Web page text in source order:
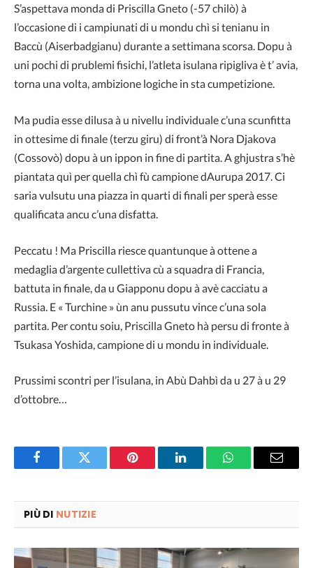
S’aspettava monda di Priscilla Gneto (-57 chilò) à
l’occasione di i campiunati di u mondu chì si tenianu in
Baccù (Aiserbadgianu) durante a settimana scorsa. Dopu à
uni pochi di prublemi fisichi, l’atleta isulana ripigliva è t’ avia,
torna una volta, ambizione logiche in sta cumpetizione.
Ma pudia esse dilusa à u nivellu individuale c’una scunfitta
in ottesime di finale (terzu giru) di front’à Nora Djakova
(Cossovò) dopu à un ippon in fine di partita. A ghjustra s’hè
piantata quì per quella chì fù campione dAurupa 2017. Ci
saria vulsutu una piazza in quarti di finali per sperà esse
qualificata ancu c’una disfatta.
Peccatu ! Ma Priscilla riesce quantunque à ottene a
medaglia d’argente cullettiva cù a squadra di Francia,
battuta in finale, da u Giapponu dopu à avè cacciatu a
Russia. E « Turchine » ùn anu pussutu vince c’una sola
partita. Per contu soiu, Priscilla Gneto hà persu di fronte à
Tsukasa Yoshida, campione di u mondu in individuale.
Prussimi scontri per l’isulana, in Abù Dahbì da u 27 à u 29
d’ottobre…
FacebookTwitter Pinterest LinkedInWhatsAppEmail
PIÙ DI NUTIZIE